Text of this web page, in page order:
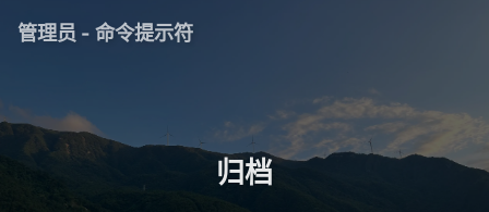
管理员 - 命令提示符
归档